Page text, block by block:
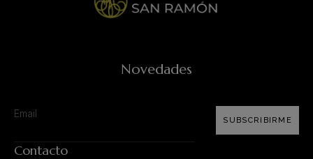
Novedades
SUBSCRIBIRME
Contacto